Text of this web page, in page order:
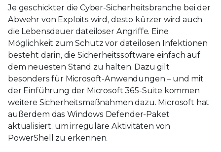
Je geschickter die Cyber-Sicherheitsbranche bei der
Abwehr von Exploits wird, desto kürzer wird auch
die Lebensdauer dateiloser Angriffe. Eine
Möglichkeit zum Schutz vor dateilosen Infektionen
besteht darin, die Sicherheitssoftware einfach auf
dem neuesten Stand zu halten. Dazu gilt
besonders für Microsoft-Anwendungen – und mit
der Einführung der Microsoft 365-Suite kommen
weitere Sicherheitsmaßnahmen dazu. Microsoft hat
außerdem das Windows Defender-Paket
aktualisiert, um irreguläre Aktivitäten von
PowerShell zu erkennen.